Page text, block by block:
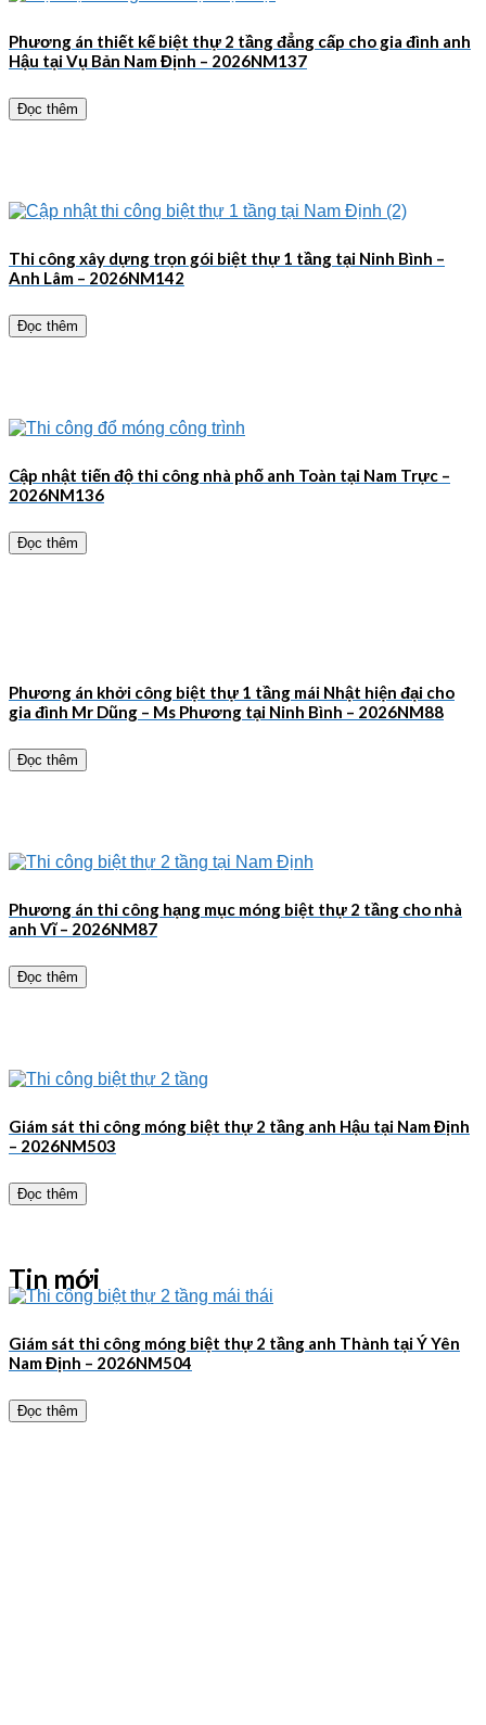
Phương án thiết kế biệt thự 2 tầng đẳng cấp cho gia đình anh
Hậu tại Vụ Bản Nam Định – 2026NM137
Đọc thêm
Thi công xây dựng trọn gói biệt thự 1 tầng tại Ninh Bình –
Anh Lâm – 2026NM142
Đọc thêm
Cập nhật tiến độ thi công nhà phố anh Toàn tại Nam Trực –
2026NM136
Đọc thêm
Phương án khởi công biệt thự 1 tầng mái Nhật hiện đại cho
gia đình Mr Dũng – Ms Phương tại Ninh Bình – 2026NM88
Đọc thêm
Phương án thi công hạng mục móng biệt thự 2 tầng cho nhà
anh Vĩ – 2026NM87
Đọc thêm
Giám sát thi công móng biệt thự 2 tầng anh Hậu tại Nam Định
– 2026NM503
Đọc thêm
Giám sát thi công móng biệt thự 2 tầng anh Thành tại Ý Yên
Nam Định – 2026NM504
Đọc thêm
Tin mới